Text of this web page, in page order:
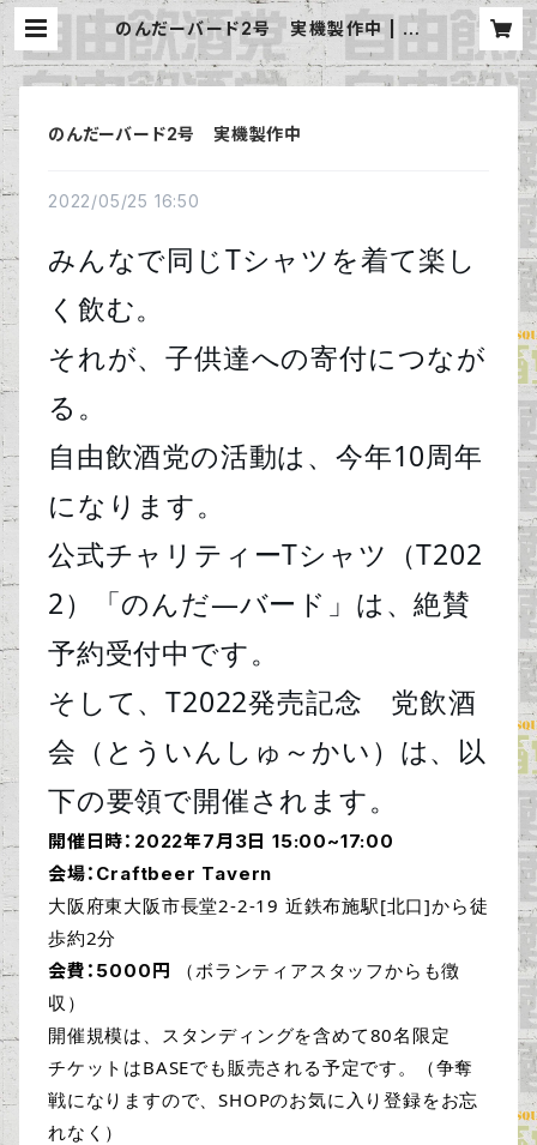
のんだーバード2号 実機製作中 | 自
由飲酒党 公式BASE
のんだーバード2号 実機製作中
2022/05/25 16:50
みんなで同じTシャツを着て楽し
く飲む。
それが、子供達への寄付につなが
る。
自由飲酒党の活動は、今年10周年
になります。
公式チャリティーTシャツ（T202
2）「のんだ―バード」は、絶賛
予約受付中です。
そして、T2022発売記念　党飲酒
会（とういんしゅ～かい）は、以
開催日時：2022年7月3日 15:00~17:00
会場：Craftbeer Tavern
大阪府東大阪市長堂2-2-19 近鉄布施駅[北口]から徒
歩約2分
会費：5000円
（ボランティアスタッフからも徴
収）
開催規模は、スタンディングを含めて80名限定
チケットはBASEでも販売される予定です。（争奪
戦になりますので、SHOPのお気に入り登録をお忘
れなく）